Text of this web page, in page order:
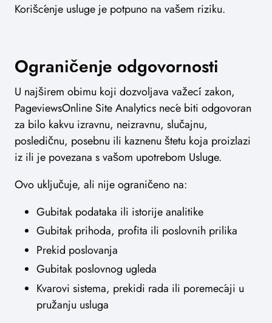
Korišćenje usluge je potpuno na vašem riziku.
Ograničenje odgovornosti
U najširem obimu koji dozvoljava važeći zakon,
PageviewsOnline Site Analytics neće biti odgovoran
za bilo kakvu izravnu, neizravnu, slučajnu,
posledičnu, posebnu ili kaznenu štetu koja proizlazi
iz ili je povezana s vašom upotrebom Usluge.
Ovo uključuje, ali nije ograničeno na:
Gubitak podataka ili istorije analitike
Gubitak prihoda, profita ili poslovnih prilika
Prekid poslovanja
Gubitak poslovnog ugleda
Kvarovi sistema, prekidi rada ili poremećaji u
pružanju usluga